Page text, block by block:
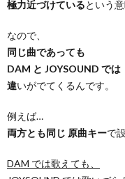
極力近づけているという意
なので、
同じ曲であっても
DAM と JOYSOUND では
違いがでてくるんです。
例えば…
両方とも同じ 原曲キーで
DAM では歌えても、